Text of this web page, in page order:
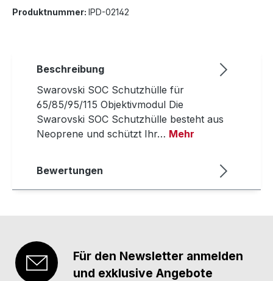
Produktnummer: IPD-02142
Beschreibung
Swarovski SOC Schutzhülle für
65/85/95/115 Objektivmodul Die
Swarovski SOC Schutzhülle besteht aus
Neoprene und schützt Ihr… Mehr
Bewertungen
Für den Newsletter anmelden
und exklusive Angebote